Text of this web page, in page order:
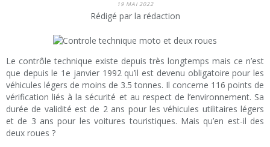
19 MAI 2022
Rédigé par la rédaction
Le contrôle technique existe depuis très longtemps mais ce n’est
que depuis le 1e janvier 1992 qu’il est devenu obligatoire pour les
véhicules légers de moins de 3.5 tonnes. Il concerne 116 points de
vérification liés à la sécurité et au respect de l’environnement. Sa
durée de validité est de 2 ans pour les véhicules utilitaires légers
et de 3 ans pour les voitures touristiques. Mais qu’en est-il des
deux roues ?